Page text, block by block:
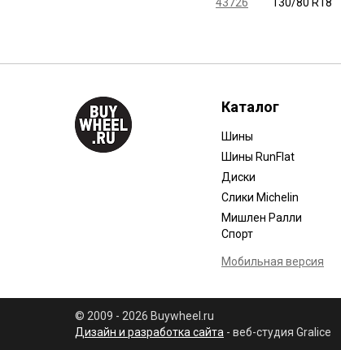
Каталог
Шины
Шины RunFlat
Диски
Слики Michelin
Мишлен Ралли
Спорт
Мобильная версия
© 2009 - 2026 Buywheel.ru
Дизайн и разработка сайта - веб-студия Gralice